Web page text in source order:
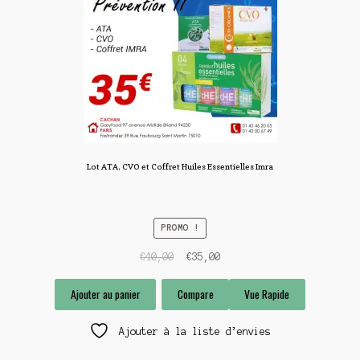
Lot ATA, CVO et Coffret Huiles Essentielles Imra
PROMO !
€40,00
Le
initial
était :
€40,00.
€35,00Le
actuel
est :
€35,00.
Ajouter au panier Compare Vue Rapide
Ajouter à la liste d’envies